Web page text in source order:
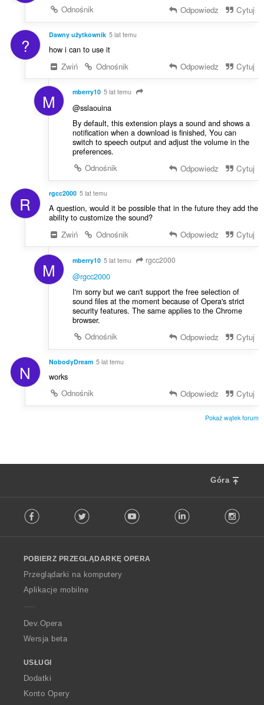
Odnośnik
Odpowiedz Cytuj
? Dawny użytkownik 5 lat temu
how i can to use it
Zwiń
Odnośnik Odpowiedz Cytuj
M mberry10 5 lat temu
@sslaouina
By default, this extension plays a sound and shows a
notification when a download is finished, You can
switch to speech output and adjust the volume in the
preferences.
Odnośnik
Odpowiedz Cytuj
R rgcc2000 5 lat temu
A question, would it be possible that in the future they add the
ability to customize the sound?
Zwiń
Odnośnik Odpowiedz Cytuj
M mberry10 5 lat temu rgcc2000
@rgcc2000
I'm sorry but we can't support the free selection of
sound files at the moment because of Opera's strict
security features. The same applies to the Chrome
browser.
Odnośnik
Odpowiedz Cytuj
N NobodyDream 5 lat temu
works
Odnośnik
Odpowiedz Cytuj
Pokaż wątek forum
Góra
o
w
O
p
a
Facebook Twitter Youtube LinkedIn
POBIERZ PRZEGLĄDARKĘ OPERA
Przeglądarki na komputery
Aplikacje mobilne
Dev.Opera
Wersja beta
USŁUGI
Dodatki
Konto Opery